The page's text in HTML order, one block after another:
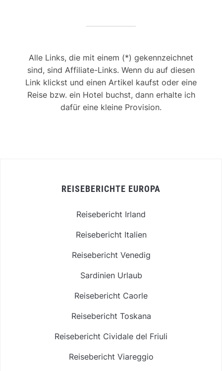
Alle Links, die mit einem (*) gekennzeichnet
sind, sind Affiliate-Links. Wenn du auf diesen
Link klickst und einen Artikel kaufst oder eine
Reise bzw. ein Hotel buchst, dann erhalte ich
dafür eine kleine Provision.
REISEBERICHTE EUROPA
Reisebericht Irland
Reisebericht Italien
Reisebericht Venedig
Sardinien Urlaub
Reisebericht Caorle
Reisebericht Toskana
Reisebericht Cividale del Friuli
Reisebericht Viareggio